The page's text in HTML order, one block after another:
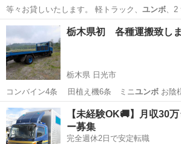
等々お貸しいたします。 軽トラック、 ユンボ、2
のみ）、スノボー…
福島 いわき市 泉駅 便利屋
栃木県初 各種運搬致し
栃木県 日光市
コンバイン4条 田植え機6条 ミニ ユンボお陰様で多くのご依頼、誠
にあり…
栃木 日光市 便利屋 オークション
【未経験OK🚚】月収30
ー募集
完全週休2日で安定転職